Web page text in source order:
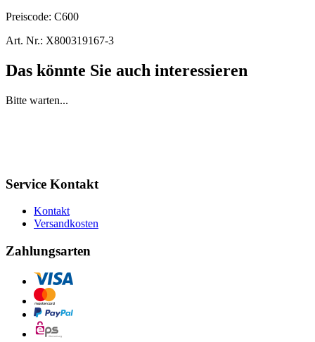
Preiscode: C600
Art. Nr.: X800319167-3
Das könnte Sie auch interessieren
Bitte warten...
Service Kontakt
Kontakt
Versandkosten
Zahlungsarten